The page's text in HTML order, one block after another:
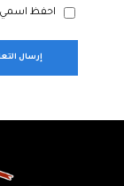
احفظ اسمي،